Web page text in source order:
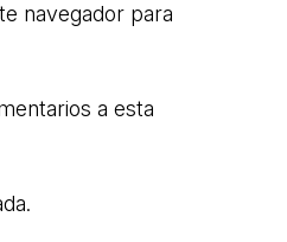
navegador para
a esta